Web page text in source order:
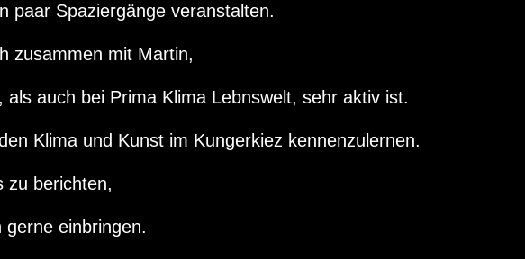
paar Spaziergänge veranstalten.
zusammen mit Martin,
als auch bei Prima Klima Lebnswelt, sehr aktiv ist.
Klima und Kunst im Kungerkiez kennenzulernen.
zu berichten,
einbringen.